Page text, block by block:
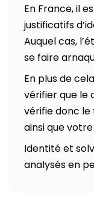
En France, il
justificatifs
Auquel cas,
se faire
En plus de
vérifier que le
vérifie donc
ainsi que
Identité et
analysés en